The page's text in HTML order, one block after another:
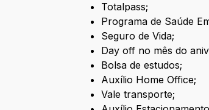
Totalpass;
Programa de Saúde
Seguro de Vida;
Day off no mês do
Bolsa de estudos;
Auxílio Home Office;
Vale transporte;